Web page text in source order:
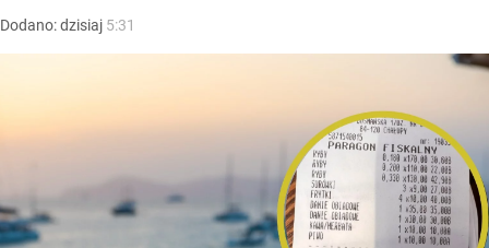
Dodano:dzisiaj 5:31